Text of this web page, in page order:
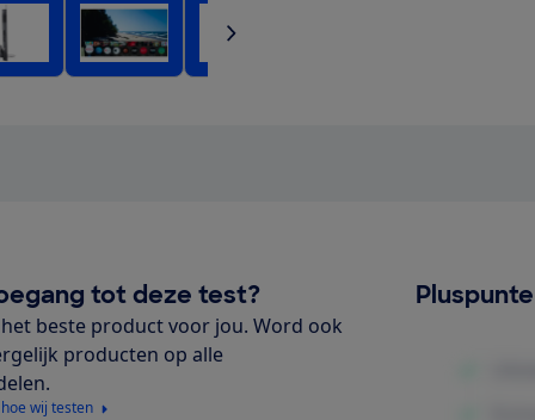
tot deze test?
beste product voor jou. Word ook
producten op alle
wij testen